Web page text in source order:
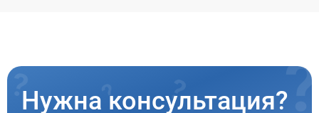
Нужна консультация?